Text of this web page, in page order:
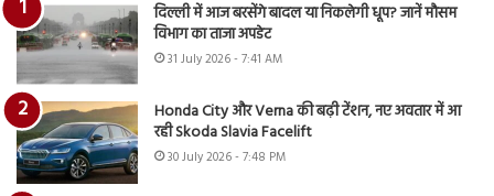
दिल्ली में आज बरसेंगे बादल या निकलेगी धूप? जानें मौसम
विभाग का ताजा अपडेट
31 July 2026 - 7:41 AM
Honda City और Verna की बढ़ी टेंशन, नए अवतार में आ
रही Skoda Slavia Facelift
30 July 2026 - 7:48 PM